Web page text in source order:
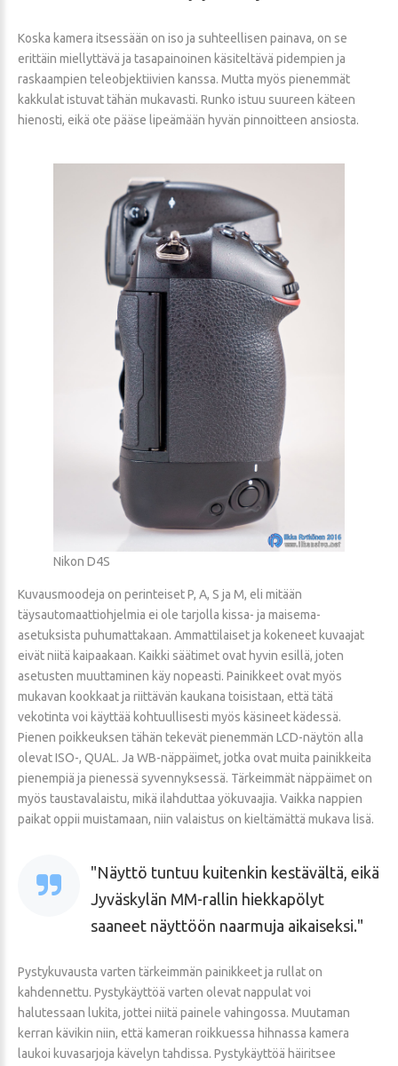
Koska kamera itsessään on iso ja suhteellisen painava, on se
erittäin miellyttävä ja tasapainoinen käsiteltävä pidempien ja
raskaampien teleobjektiivien kanssa. Mutta myös pienemmät
kakkulat istuvat tähän mukavasti. Runko istuu suureen käteen
hienosti, eikä ote pääse lipeämään hyvän pinnoitteen ansiosta.
Nikon D4S
Kuvausmoodeja on perinteiset P, A, S ja M, eli mitään
täysautomaattiohjelmia ei ole tarjolla kissa- ja maisema-
asetuksista puhumattakaan. Ammattilaiset ja kokeneet kuvaajat
eivät niitä kaipaakaan. Kaikki säätimet ovat hyvin esillä, joten
asetusten muuttaminen käy nopeasti. Painikkeet ovat myös
mukavan kookkaat ja riittävän kaukana toisistaan, että tätä
vekotinta voi käyttää kohtuullisesti myös käsineet kädessä.
Pienen poikkeuksen tähän tekevät pienemmän LCD-näytön alla
olevat ISO-, QUAL. Ja WB-näppäimet, jotka ovat muita painikkeita
pienempiä ja pienessä syvennyksessä. Tärkeimmät näppäimet on
myös taustavalaistu, mikä ilahduttaa yökuvaajia. Vaikka nappien
paikat oppii muistamaan, niin valaistus on kieltämättä mukava lisä.
Näyttö tuntuu kuitenkin kestävältä, eikä
Jyväskylän MM-rallin hiekkapölyt
saaneet näyttöön naarmuja aikaiseksi.
Pystykuvausta varten tärkeimmän painikkeet ja rullat on
kahdennettu. Pystykäyttöä varten olevat nappulat voi
halutessaan lukita, jottei niitä painele vahingossa. Muutaman
kerran kävikin niin, että kameran roikkuessa hihnassa kamera
laukoi kuvasarjoja kävelyn tahdissa. Pystykäyttöä häiritsee